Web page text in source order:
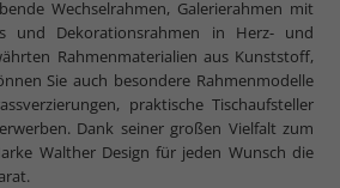
Wechselrahmen, Galerierahmen mit
und Dekorationsrahmen in Herz- und
Rahmenmaterialien aus Kunststoff,
Sie auch besondere Rahmenmodelle
praktische Tischaufsteller
Dank seiner großen Vielfalt zum
Walther Design für jeden Wunsch die